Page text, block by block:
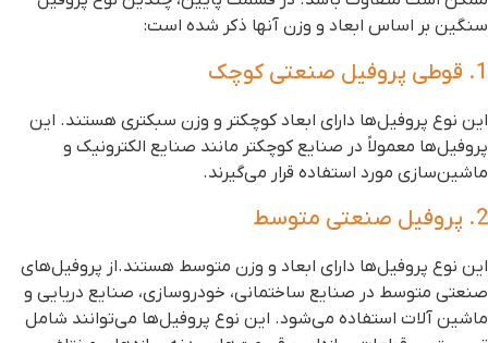
بر اساس ابعاد و وزن آنها ذکر شده است:
صنعتی کوچک
نوع پروفیل‌ها دارای ابعاد کوچکتر و وزن سبکتری هستند. این
معمولاً در صنایع کوچکتر مانند صنایع الکترونیک و
مورد استفاده قرار می‌گیرند.
متوسط
نوع پروفیل‌ها دارای ابعاد و وزن متوسط هستند.از پروفیل‌های
متوسط در صنایع ساختمانی، خودروسازی، صنایع دریایی و
آلات استفاده می‌شود. این نوع پروفیل‌ها می‌توانند شامل